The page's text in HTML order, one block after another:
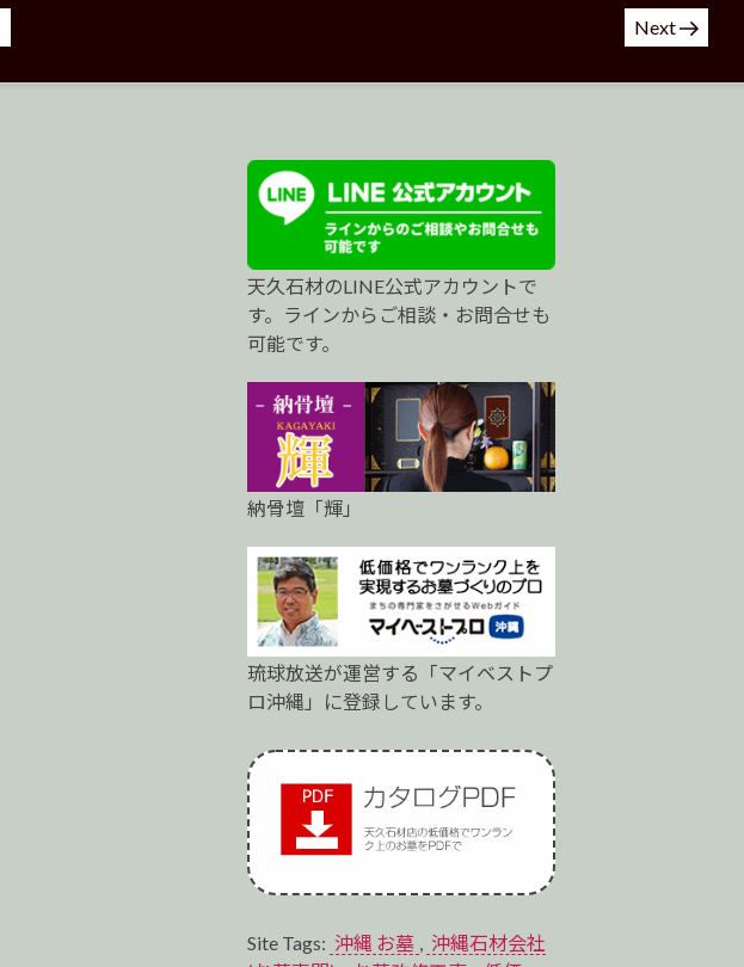
Next
天久石材のLINE公式アカウントで
す。ラインからご相談・お問合せも
可能です。
納骨壇「輝」
琉球放送が運営する「マイベストプ
ロ沖縄」に登録しています。
Site Tags: 沖縄 お墓
沖縄石材会社